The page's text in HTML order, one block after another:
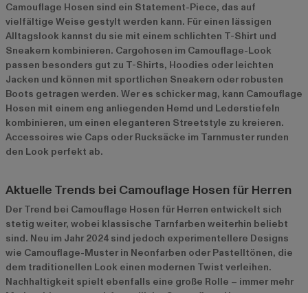
Camouflage Hosen sind ein Statement-Piece, das auf
vielfältige Weise gestylt werden kann. Für einen lässigen
Alltagslook kannst du sie mit einem schlichten T-Shirt und
Sneakern kombinieren. Cargohosen im Camouflage-Look
passen besonders gut zu T-Shirts, Hoodies oder leichten
Jacken und können mit sportlichen Sneakern oder robusten
Boots getragen werden. Wer es schicker mag, kann Camouflage
Hosen mit einem eng anliegenden Hemd und Lederstiefeln
kombinieren, um einen eleganteren Streetstyle zu kreieren.
Accessoires wie Caps oder Rucksäcke im Tarnmuster runden
den Look perfekt ab.
Aktuelle Trends bei Camouflage Hosen für Herren
Der Trend bei Camouflage Hosen für Herren entwickelt sich
stetig weiter, wobei klassische Tarnfarben weiterhin beliebt
sind. Neu im Jahr 2024 sind jedoch experimentellere Designs
wie Camouflage-Muster in Neonfarben oder Pastelltönen, die
dem traditionellen Look einen modernen Twist verleihen.
Nachhaltigkeit spielt ebenfalls eine große Rolle – immer mehr